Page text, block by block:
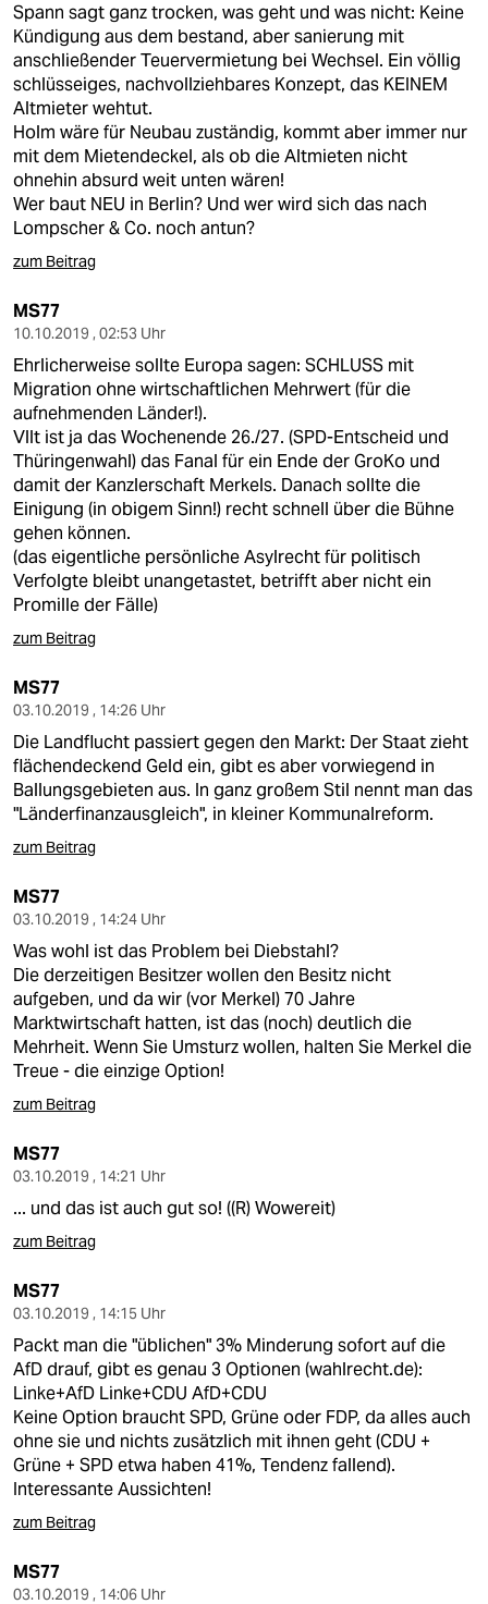
Spann sagt ganz trocken, was geht und was nicht: Keine
Kündigung aus dem bestand, aber sanierung mit
anschließender Teuervermietung bei Wechsel. Ein völlig
schlüsseiges, nachvollziehbares Konzept, das KEINEM
Altmieter wehtut.
Holm wäre für Neubau zuständig, kommt aber immer nur
mit dem Mietendeckel, als ob die Altmieten nicht
ohnehin absurd weit unten wären!
Wer baut NEU in Berlin? Und wer wird sich das nach
Lompscher & Co. noch antun?
zum Beitrag
MS77
10.10.2019 , 02:53 Uhr
Ehrlicherweise sollte Europa sagen: SCHLUSS mit
Migration ohne wirtschaftlichen Mehrwert (für die
aufnehmenden Länder!).
Vllt ist ja das Wochenende 26./27. (SPD-Entscheid und
Thüringenwahl) das Fanal für ein Ende der GroKo und
damit der Kanzlerschaft Merkels. Danach sollte die
Einigung (in obigem Sinn!) recht schnell über die Bühne
gehen können.
(das eigentliche persönliche Asylrecht für politisch
Verfolgte bleibt unangetastet, betrifft aber nicht ein
Promille der Fälle)
zum Beitrag
MS77
03.10.2019 , 14:26 Uhr
Die Landflucht passiert gegen den Markt: Der Staat zieht
flächendeckend Geld ein, gibt es aber vorwiegend in
Ballungsgebieten aus. In ganz großem Stil nennt man das
"Länderfinanzausgleich", in kleiner Kommunalreform.
zum Beitrag
MS77
03.10.2019 , 14:24 Uhr
Was wohl ist das Problem bei Diebstahl?
Die derzeitigen Besitzer wollen den Besitz nicht
aufgeben, und da wir (vor Merkel) 70 Jahre
Marktwirtschaft hatten, ist das (noch) deutlich die
Mehrheit. Wenn Sie Umsturz wollen, halten Sie Merkel die
Treue - die einzige Option!
zum Beitrag
MS77
03.10.2019 , 14:21 Uhr
... und das ist auch gut so! ((R) Wowereit)
zum Beitrag
MS77
03.10.2019 , 14:15 Uhr
Packt man die "üblichen" 3% Minderung sofort auf die
AfD drauf, gibt es genau 3 Optionen (wahlrecht.de):
Linke+AfD Linke+CDU AfD+CDU
Keine Option braucht SPD, Grüne oder FDP, da alles auch
ohne sie und nichts zusätzlich mit ihnen geht (CDU +
Grüne + SPD etwa haben 41%, Tendenz fallend).
Interessante Aussichten!
zum Beitrag
MS77
03.10.2019 , 14:06 Uhr